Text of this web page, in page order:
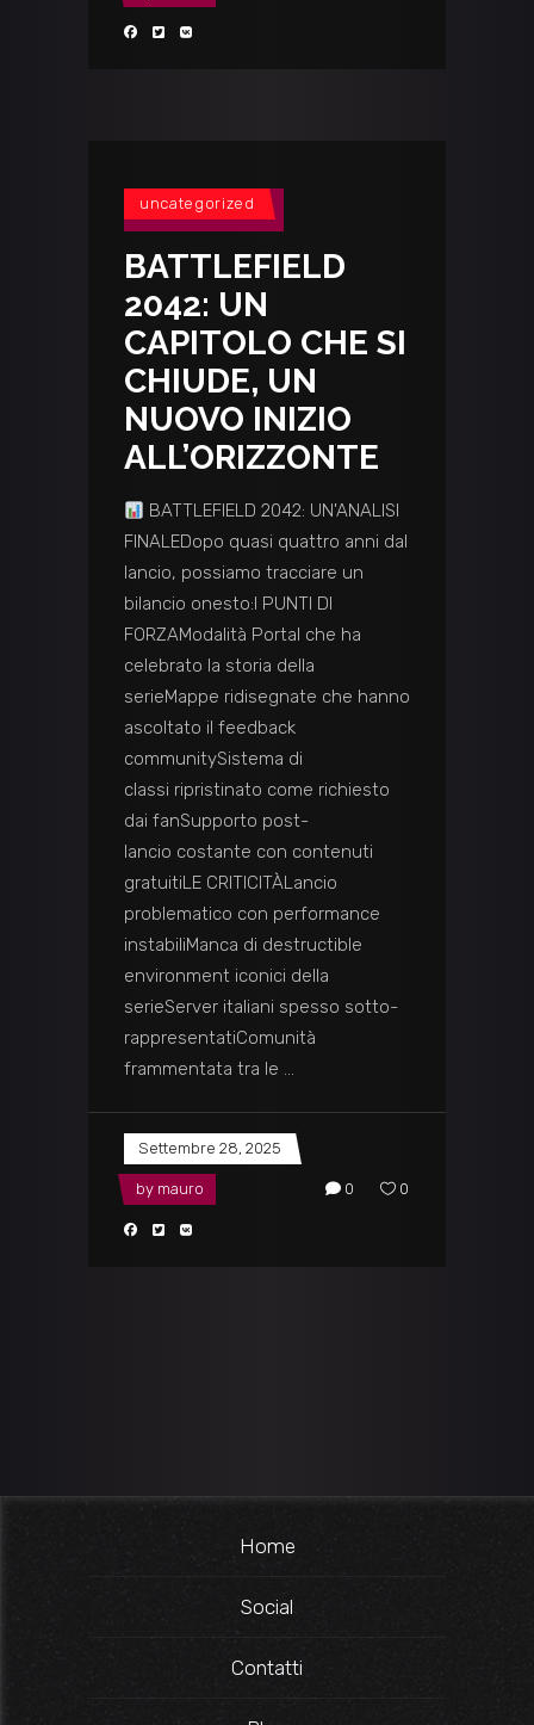
uncategorized
BATTLEFIELD
2042: UN
CAPITOLO CHE SI
CHIUDE, UN
NUOVO INIZIO
ALL’ORIZZONTE
BATTLEFIELD 2042: UN'ANALISI
FINALEDopo quasi quattro anni dal
lancio, possiamo tracciare un
bilancio onesto:I PUNTI DI
FORZAModalità Portal che ha
celebrato la storia della
serieMappe ridisegnate che hanno
ascoltato il feedback
communitySistema di
classi ripristinato come richiesto
dai fanSupporto post-
lancio costante con contenuti
gratuitiLE CRITICITÀLancio
problematico con performance
instabiliManca di destructible
environment iconici della
serieServer italiani spesso sotto-
rappresentatiComunità
frammentata tra le
Settembre 28, 2025
by mauro 0 0
Home
Social
Contatti